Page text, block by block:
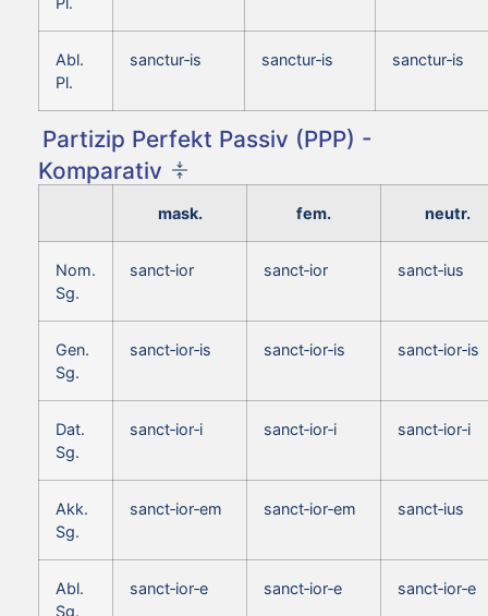
Abl.
Pl.
sanctur‑is sanctur‑is sanctur‑is
Partizip Perfekt Passiv (PPP) -
Komparativ
mask. fem. neutr.
Nom.
Sg.
sanct‑ior sanct‑ior sanct‑ius
Gen.
Sg.
sanct‑ior‑is sanct‑ior‑is sanct‑ior‑is
Dat.
Sg.
sanct‑ior‑i sanct‑ior‑i sanct‑ior‑i
Akk.
Sg.
sanct‑ior‑em sanct‑ior‑em sanct‑ius
Abl.
Sg.
sanct‑ior‑e sanct‑ior‑e sanct‑ior‑e